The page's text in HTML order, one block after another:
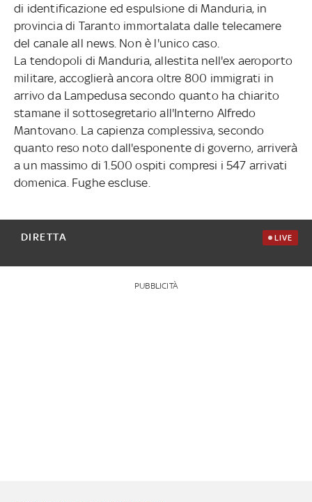
di identificazione ed espulsione di Manduria, in
provincia di Taranto immortalata dalle telecamere
del canale all news. Non è l'unico caso.
La tendopoli di Manduria, allestita nell'ex aeroporto
militare, accoglierà ancora oltre 800 immigrati in
arrivo da Lampedusa secondo quanto ha chiarito
stamane il sottosegretario all'Interno Alfredo
Mantovano. La capienza complessiva, secondo
quanto reso noto dall'esponente di governo, arriverà
a un massimo di 1.500 ospiti compresi i 547 arrivati
domenica. Fughe escluse.
DIRETTA LIVE
PUBBLICITÀ